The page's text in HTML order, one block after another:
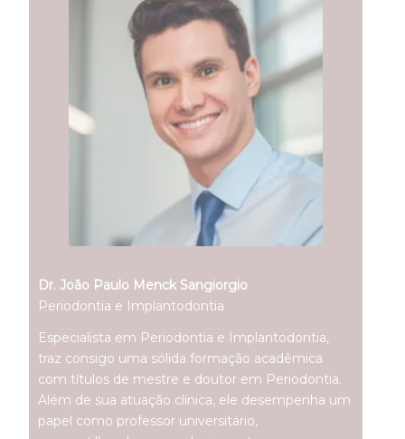
Dr. João Paulo Menck Sangiorgio
Periodontia e Implantodontia
Especialista em Periodontia e Implantodontia,
traz consigo uma sólida formação acadêmica
com títulos de mestre e doutor em Periodontia.
Além de sua atuação clínica, ele desempenha um
papel como professor universitário,